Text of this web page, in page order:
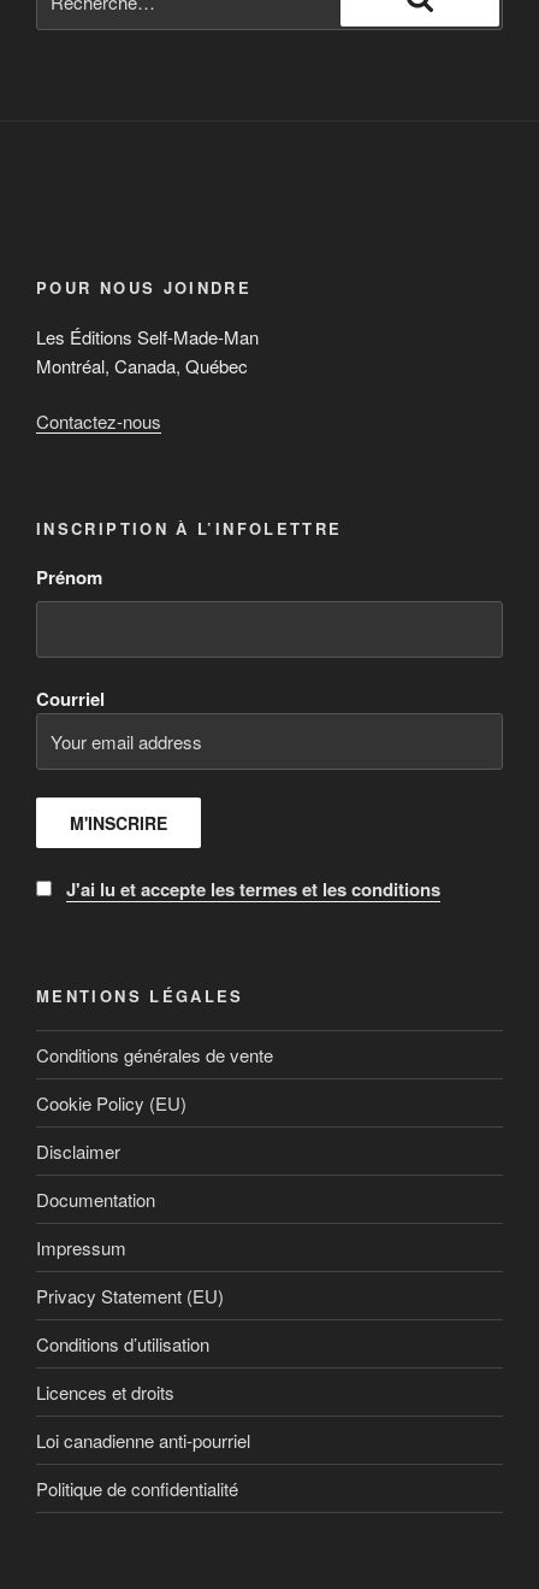
POUR NOUS JOINDRE
Les Éditions Self-Made-Man
Montréal, Canada, Québec
Contactez-nous
INSCRIPTION À L’INFOLETTRE
Prénom
Courriel
J'ai lu et accepte les termes et les conditions
MENTIONS LÉGALES
Conditions générales de vente
Cookie Policy (EU)
Disclaimer
Documentation
Impressum
Privacy Statement (EU)
Conditions d’utilisation
Licences et droits
Loi canadienne anti-pourriel
Politique de confidentialité